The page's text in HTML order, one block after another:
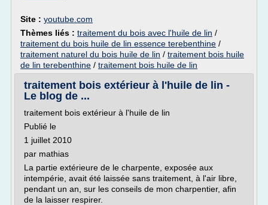
Site : youtube.com
Thèmes liés : traitement du bois avec l'huile de lin /
traitement du bois huile de lin essence terebenthine /
traitement naturel du bois huile de lin / traitement bois huile
de lin terebenthine / traitement bois huile de lin
traitement bois extérieur à l'huile de lin -
Le blog de ...
traitement bois extérieur à l'huile de lin
Publié le
1 juillet 2010
par mathias
La partie extérieure de le charpente, exposée aux
intempérie, avait été laissée sans traitement, à l'air libre,
pendant un an, sur les conseils de mon charpentier, afin
de la laisser respirer.